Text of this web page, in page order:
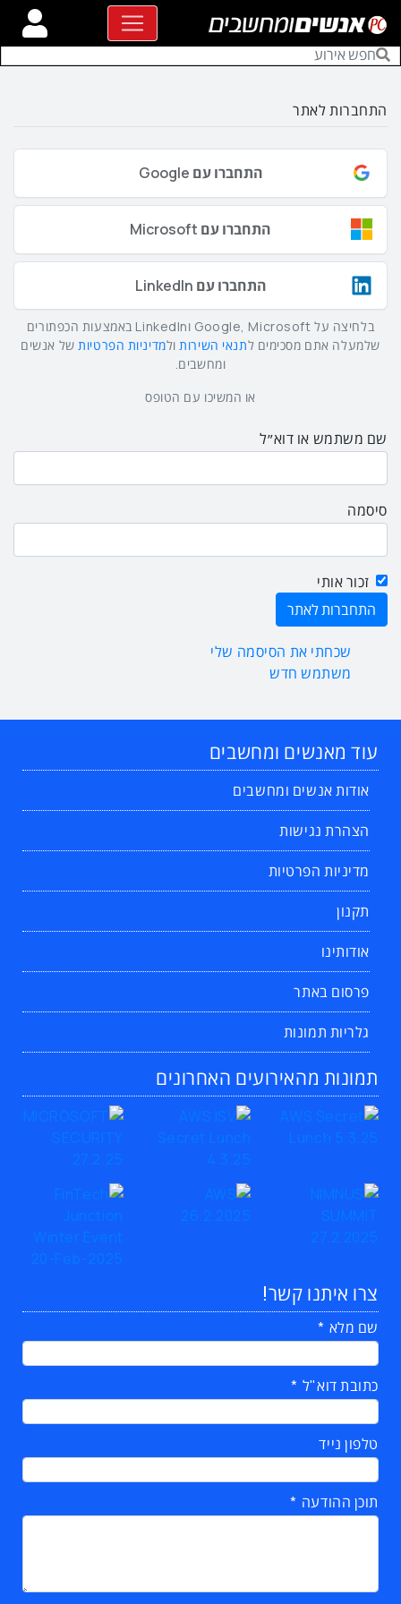
התחברות לאתר
התחברו עם Google
התחברו עם Microsoft
התחברו עם LinkedIn
בלחיצה על Google, Microsoft וLinkedIn באמצעות הכפתורים
שלמעלה אתם מסכימים לתנאי השירותולמדיניות הפרטיותשל אנשים
ומחשבים.
או המשיכו עם הטופס
שם משתמש או דוא״ל
סיסמה
זכור אותי
שכחתי את הסיסמה שלי
משתמש חדש
עוד מאנשים ומחשבים
אודות אנשים ומחשבים
הצהרת נגישות
מדיניות הפרטיות
תקנון
אודותינו
פרסום באתר
גלריות תמונות
תמונות מהאירועים האחרונים
צרו איתנו קשר!
שם מלא
כתובת דוא"ל
טלפון נייד
תוכן ההודעה